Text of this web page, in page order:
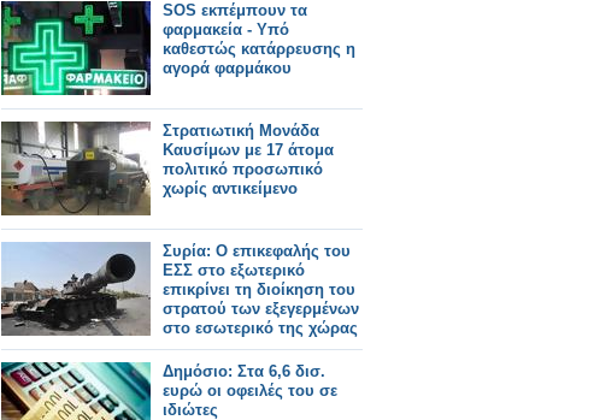
SOS εκπέμπουν τα
φαρμακεία - Υπό
καθεστώς κατάρρευσης η
αγορά φαρμάκου
Στρατιωτική Μονάδα
Καυσίμων με 17 άτομα
πολιτικό προσωπικό
χωρίς αντικείμενο
Συρία: Ο επικεφαλής του
ΕΣΣ στο εξωτερικό
επικρίνει τη διοίκηση του
στρατού των εξεγερμένων
στο εσωτερικό της χώρας
Δημόσιο: Στα 6,6 δισ.
ευρώ οι οφειλές του σε
ιδιώτες